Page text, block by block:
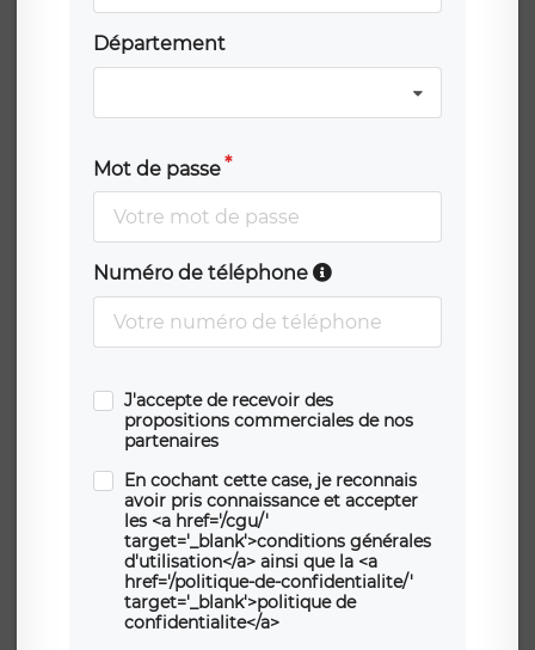
Département
Mot de passe
Numéro de téléphone
J'accepte de recevoir des
propositions commerciales de nos
partenaires
En cochant cette case, je reconnais
avoir pris connaissance et accepter
les <a href='/cgu/'
target='_blank'>conditions générales
d'utilisation</a> ainsi que la <a
href='/politique-de-confidentialite/'
target='_blank'>politique de
confidentialite</a>